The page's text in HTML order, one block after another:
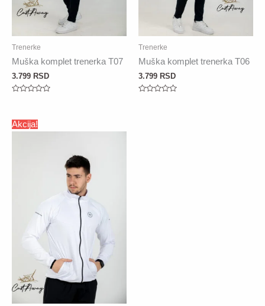
Trenerke
Muška komplet trenerka T07
3.799 RSD
of
5
Trenerke
Muška komplet trenerka T06
3.799 RSD
Akcija!